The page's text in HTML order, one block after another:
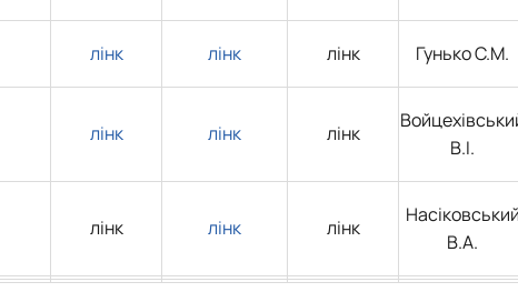
лінк лінк лінк Гунько С.М.
лінк лінк лінк
В.І.
лінк лінк лінк
В.А.